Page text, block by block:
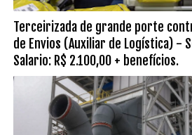
Terceirizada de grande porte
de Envios (Auxiliar de Logística) -
Salario: R$ 2.100,00 + benefícios.